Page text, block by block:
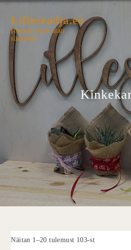
Lilleseadja.ee
Ilusaim tuleb alati
südamest
Näitan 1–20 tulemust 103-stSorted by